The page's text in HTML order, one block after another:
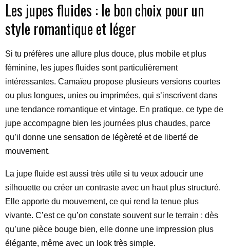
Les jupes fluides : le bon choix pour un
style romantique et léger
Si tu préfères une allure plus douce, plus mobile et plus
féminine, les jupes fluides sont particulièrement
intéressantes. Camaïeu propose plusieurs versions courtes
ou plus longues, unies ou imprimées, qui s’inscrivent dans
une tendance romantique et vintage. En pratique, ce type de
jupe accompagne bien les journées plus chaudes, parce
qu’il donne une sensation de légèreté et de liberté de
mouvement.
La jupe fluide est aussi très utile si tu veux adoucir une
silhouette ou créer un contraste avec un haut plus structuré.
Elle apporte du mouvement, ce qui rend la tenue plus
vivante. C’est ce qu’on constate souvent sur le terrain : dès
qu’une pièce bouge bien, elle donne une impression plus
élégante, même avec un look très simple.